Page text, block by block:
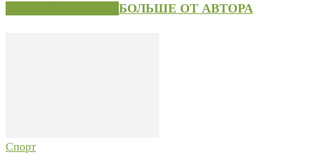
БОЛЬШЕ ОТ АВТОРА
Спорт